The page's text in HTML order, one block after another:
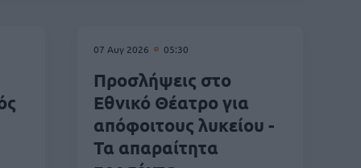
07 Αυγ 2026 05:30
Προσλήψεις στο
Εθνικό Θέατρο για
απόφοιτους λυκείου -
Τα απαραίτητα